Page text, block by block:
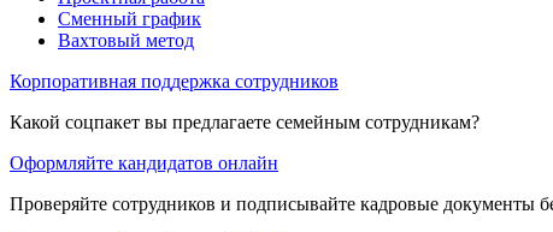
Сменный график
Вахтовый метод
Корпоративная поддержка сотрудников
Какой соцпакет вы предлагаете семейным сотрудникам?
Оформляйте кандидатов онлайн
Проверяйте сотрудников и подписывайте кадровые документы